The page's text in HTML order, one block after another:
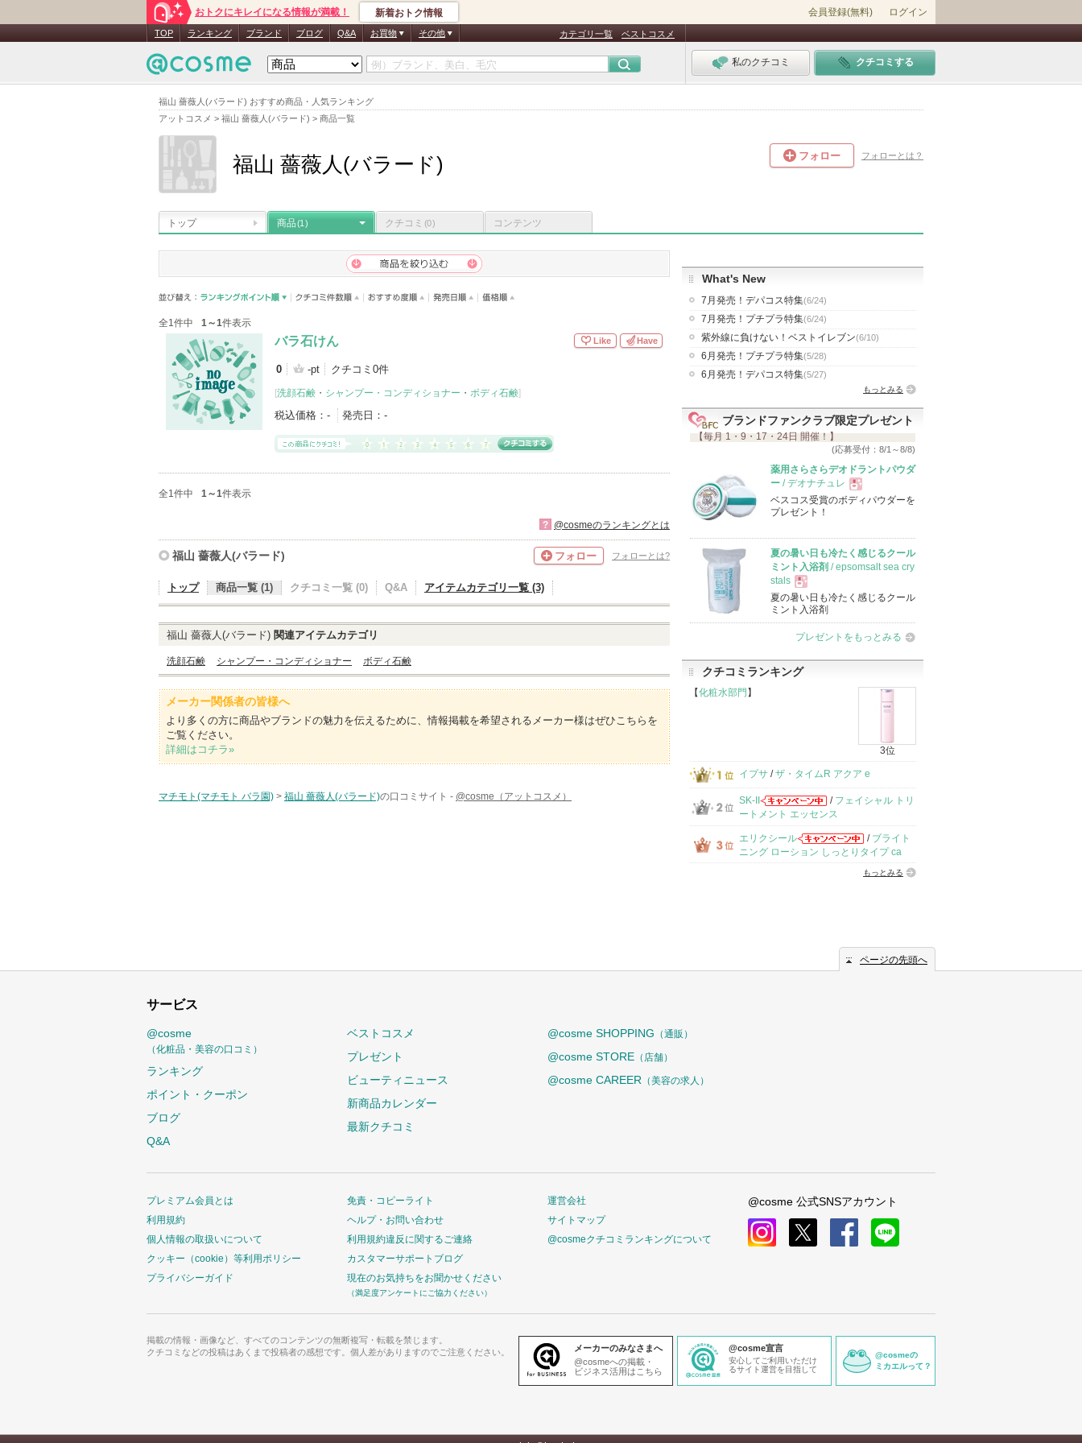
福山 薔薇人(バラード) おすすめ商品・人気ランキング
アットコスメ > 福山 薔薇人(バラード) > 商品一覧
おトクにキレイになる情報が満載！ 新着おトク情報 会員登録(無料) ログイン
TOP ランキング ブランド ブログ Q&A お買物 その他 カテゴリ一覧 ベストコスメ
私のクチコミ クチコミする
福山 薔薇人(バラード) フォロー フォローとは？
トップ 商品(1) クチコミ (0) コンテンツ
全1件中 1～1件表示
バラ石けん
0 -pt クチコミ0件
[洗顔石鹸 ・ シャンプー・コンディショナー ・ ボディ石鹸]
税込価格： - 発売日： -
Like Have
全1件中 1～1件表示
? @cosmeのランキングとは
福山 薔薇人(バラード) フォロー フォローとは?
トップ 商品一覧 (1) クチコミ一覧 (0) Q&A アイテムカテゴリ一覧 (3)
福山 薔薇人(バラード) 関連アイテムカテゴリ
洗顔石鹸 シャンプー・コンディショナー ボディ石鹸
メーカー関係者の皆様へ
より多くの方に商品やブランドの魅力を伝えるために、情報掲載を希望されるメーカー様はぜひこちらを
ご覧ください。
詳細はコチラ»
マチモト(マチモト バラ園) > 福山 薔薇人(バラード)の口コミサイト - @cosme（アットコスメ）
What's New
7月発売！デパコス特集(6/24)
7月発売！プチプラ特集(6/24)
紫外線に負けない！ベストイレブン(6/10)
6月発売！プチプラ特集(5/28)
6月発売！デパコス特集(5/27)
もっとみる
ブランドファンクラブ限定プレゼント
【毎月 1・9・17・24日 開催！】
(応募受付：8/1～8/8)
薬用さらさらデオドラントパウダ
ー / デオナチュレ
現
品
ベスコス受賞のボディパウダーを
プレゼント！
夏の暑い日も冷たく感じるクール
ミント入浴剤 / epsomsalt sea cry
stals
現
品
夏の暑い日も冷たく感じるクール
ミント入浴剤
プレゼントをもっとみる
クチコミランキング
【化粧水部門 】
3位
イプサ /ザ・タイムR アクア e
SK-II / フェイシャル トリ
ートメント エッセンス
エリクシール / ブライト
ニング ローション しっとりタイプ ca
もっとみる
ページの先頭へ
サービス
@cosme
（化粧品・美容の口コミ）
ランキング
ポイント・クーポン
ブログ
Q&A
ベストコスメ
プレゼント
ビューティニュース
新商品カレンダー
最新クチコミ
@cosme SHOPPING （通販）
@cosme STORE （店舗）
@cosme CAREER （美容の求人）
プレミアム会員とは
利用規約
個人情報の取扱いについて
クッキー（cookie）等利用ポリシー
プライバシーガイド
免責・コピーライト
ヘルプ・お問い合わせ
利用規約違反に関するご連絡
カスタマーサポートブログ
現在のお気持ちをお聞かせください
（満足度アンケートにご協力ください）
運営会社
サイトマップ
@cosmeクチコミランキングについて
@cosme 公式SNSアカウント
掲載の情報・画像など、すべてのコンテンツの無断複写・転載を禁じます。
クチコミなどの投稿はあくまで投稿者の感想です。個人差がありますのでご注意ください。
メーカーのみなさまへ
@cosmeへの掲載・
ビジネス活用はこちら
@cosme宣言
安心してご利用いただけ
るサイト運営を目指して
@cosmeの
ミカエルって？